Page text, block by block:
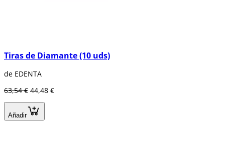
Tiras de Diamante (10 uds)
de EDENTA
63,54 € 44,48 €
Añadir